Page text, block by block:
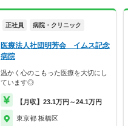
正社員 病院・クリニック
医療法人社団明芳会 イムス記念
病院
温かく心のこもった医療を大切にし
ています◎
【月収】23.1万円～24.1万円
東京都 板橋区